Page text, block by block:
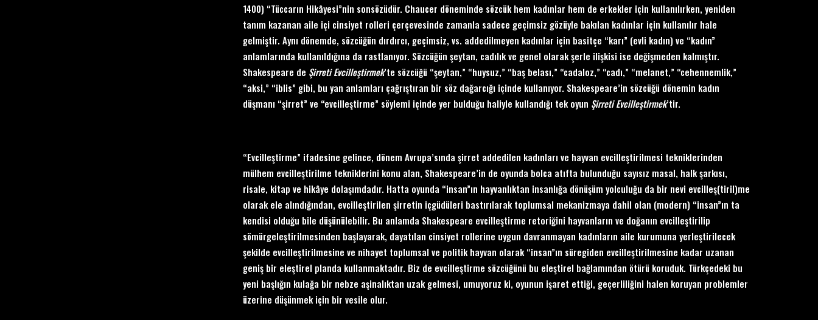
1400) “Tüccarın Hikâyesi”nin sonsözüdür. Chaucer döneminde sözcük hem kadınlar hem de erkekler için kullanılırken, yeniden
tanım kazanan aile içi cinsiyet rolleri çerçevesinde zamanla sadece geçimsiz gözüyle bakılan kadınlar için kullanılır hale
gelmiştir. Aynı dönemde, sözcüğün dırdırcı, geçimsiz, vs. addedilmeyen kadınlar için basitçe “karı” (evli kadın) ve “kadın”
anlamlarında kullanıldığına da rastlanıyor. Sözcüğün şeytan, cadılık ve genel olarak şerle ilişkisi ise değişmeden kalmıştır.
Shakespeare de Şirreti Evcilleştirmek’te sözcüğü “şeytan,” “huysuz,” “baş belası,” “cadaloz,” “cadı,” “melanet,” “cehennemlik,”
“aksi,” “iblis” gibi, bu yan anlamları çağrıştıran bir söz dağarcığı içinde kullanıyor. Shakespeare’in sözcüğü dönemin kadın
düşmanı “şirret” ve “evcilleştirme” söylemi içinde yer bulduğu haliyle kullandığı tek oyun Şirreti Evcilleştirmek’tir.
“Evcilleştirme” ifadesine gelince, dönem Avrupa’sında şirret addedilen kadınları ve hayvan evcilleştirilmesi tekniklerinden
mülhem evcilleştirilme tekniklerini konu alan, Shakespeare’in de oyunda bolca atıfta bulunduğu sayısız masal, halk şarkısı,
risale, kitap ve hikâye dolaşımdadır. Hatta oyunda “insan”ın hayvanlıktan insanlığa dönüşüm yolculuğu da bir nevi evcilleş(tiril)me
olarak ele alındığından, evcilleştirilen şirretin içgüdüleri bastırılarak toplumsal mekanizmaya dahil olan (modern) “insan”ın ta
kendisi olduğu bile düşünülebilir. Bu anlamda Shakespeare evcilleştirme retoriğini hayvanların ve doğanın evcilleştirilip
sömürgeleştirilmesinden başlayarak, dayatılan cinsiyet rollerine uygun davranmayan kadınların aile kurumuna yerleştirilecek
şekilde evcilleştirilmesine ve nihayet toplumsal ve politik hayvan olarak “insan”ın süregiden evcilleştirilmesine kadar uzanan
geniş bir eleştirel planda kullanmaktadır. Biz de evcilleştirme sözcüğünü bu eleştirel bağlamından ötürü koruduk. Türkçedeki bu
yeni başlığın kulağa bir nebze aşinalıktan uzak gelmesi, umuyoruz ki, oyunun işaret ettiği, geçerliliğini halen koruyan problemler
üzerine düşünmek için bir vesile olur.